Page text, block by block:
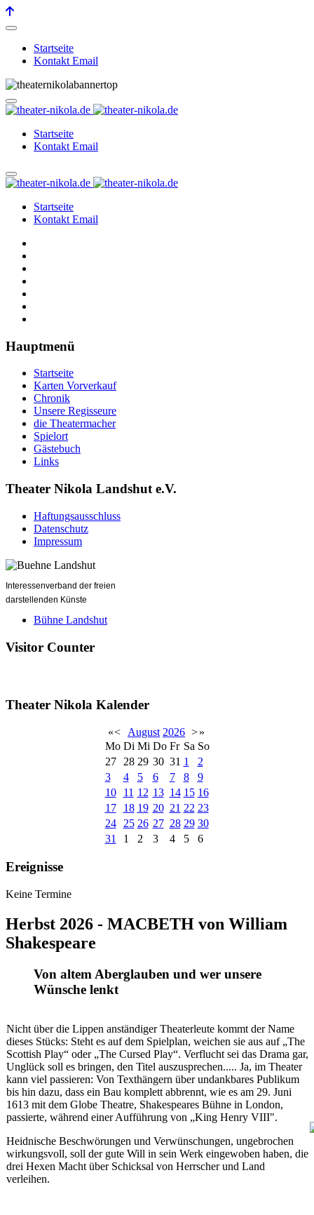
Startseite
Kontakt Email
Startseite
Kontakt Email
Startseite
Kontakt Email
Hauptmenü
Startseite
Karten Vorverkauf
Chronik
Unsere Regisseure
die Theatermacher
Spielort
Gästebuch
Links
Theater Nikola Landshut e.V.
Haftungsausschluss
Datenschutz
Impressum
Interessenverband der freien
darstellenden Künste
Bühne Landshut
Visitor Counter
Theater Nikola Kalender
«< August 2026 >»
Mo Di Mi Do Fr Sa So
27
28 29 30 31 1
2
3
4 5 6 7 8
9
10
11 12 13 14 15 16
17
18 19 20 21 22 23
24
25 26 27 28 29 30
31
1 2 3 4 5 6
Ereignisse
Keine Termine
Herbst 2026 - MACBETH von William
Shakespeare
Von altem Aberglauben und wer unsere
Wünsche lenkt
Nicht über die Lippen anständiger Theaterleute kommt der Name
dieses Stücks: Steht es auf dem Spielplan, weichen sie aus auf „The
Scottish Play“ oder „The Cursed Play“. Verflucht sei das Drama gar,
Unglück soll es bringen, den Titel auszusprechen..... Ja, im Theater
kann viel passieren: Von Texthängern über undankbares Publikum
bis hin dazu, dass ein Bau komplett abbrennt, wie es am 29. Juni
1613 mit dem Globe Theatre, Shakespeares Bühne in London,
passierte, während einer Aufführung von „King Henry VIII".
Heidnische Beschwörungen und Verwünschungen, ungebrochen
wirkungsvoll, soll der gute Will in sein Werk eingewoben haben, die
drei Hexen Macht über Schicksal von Herrscher und Land
verleihen.